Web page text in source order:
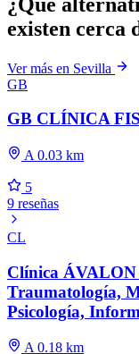
existen cerca
Ver más en Sevilla
GB
GB CLÍNICA
A 0.03 km
5
9 reseñas
CL
Clínica
Traumatología,
Psicología,
A 0.18 km